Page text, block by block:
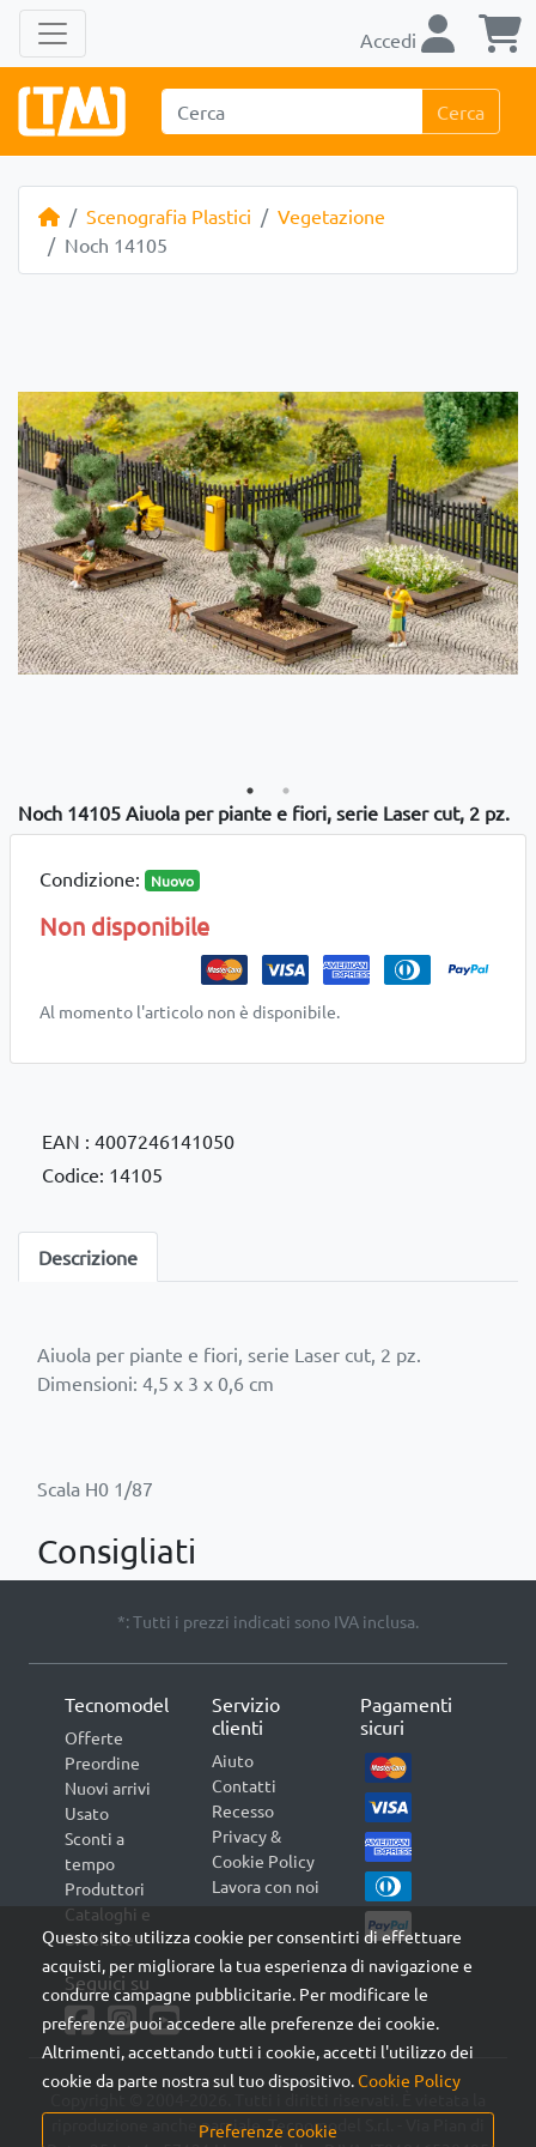
Accedi
Cerca
Scenografia Plastici
Vegetazione
Noch 14105
Noch 14105 Aiuola per piante e fiori, serie Laser cut, 2 pz.
Condizione: Nuovo
Non disponibile
Al momento l'articolo non è disponibile.
EAN : 4007246141050
Codice: 14105
Descrizione
Aiuola per piante e fiori, serie Laser cut, 2 pz.
Dimensioni: 4,5 x 3 x 0,6 cm
Consigliati
*: Tutti i prezzi indicati sono IVA inclusa.
Tecnomodel
Offerte
Preordine
Nuovi arrivi
Usato
Sconti a
tempo
Produttori
Cataloghi e
Brochure
Servizio
clienti
Aiuto
Contatti
Recesso
Privacy &
Cookie Policy
Lavora con noi
Pagamenti
sicuri
Seguici su
riproduzione anche parziale. Tecnomodel S.r.l. - Via Pian di
Questo sito utilizza cookie per consentirti di effettuare
acquisti, per migliorare la tua esperienza di navigazione e
condurre campagne pubblicitarie. Per modificare le
preferenze puoi accedere alle preferenze dei cookie.
Altrimenti, accettando tutti i cookie, accetti l'utilizzo dei
cookie da parte nostra sul tuo dispositivo.Cookie Policy
Preferenze cookie